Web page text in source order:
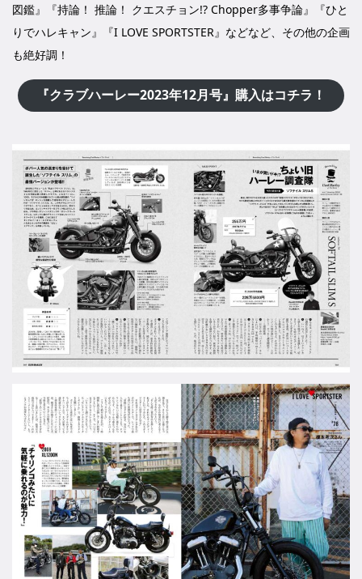
図鑑』『持論！ 推論！ クエスチョン!? Chopper多事争論』『ひと
りでハレキャン』『I LOVE SPORTSTER』などなど、その他の企画
も絶好調！
『クラブハーレー2023年12月号』購入はコチラ！